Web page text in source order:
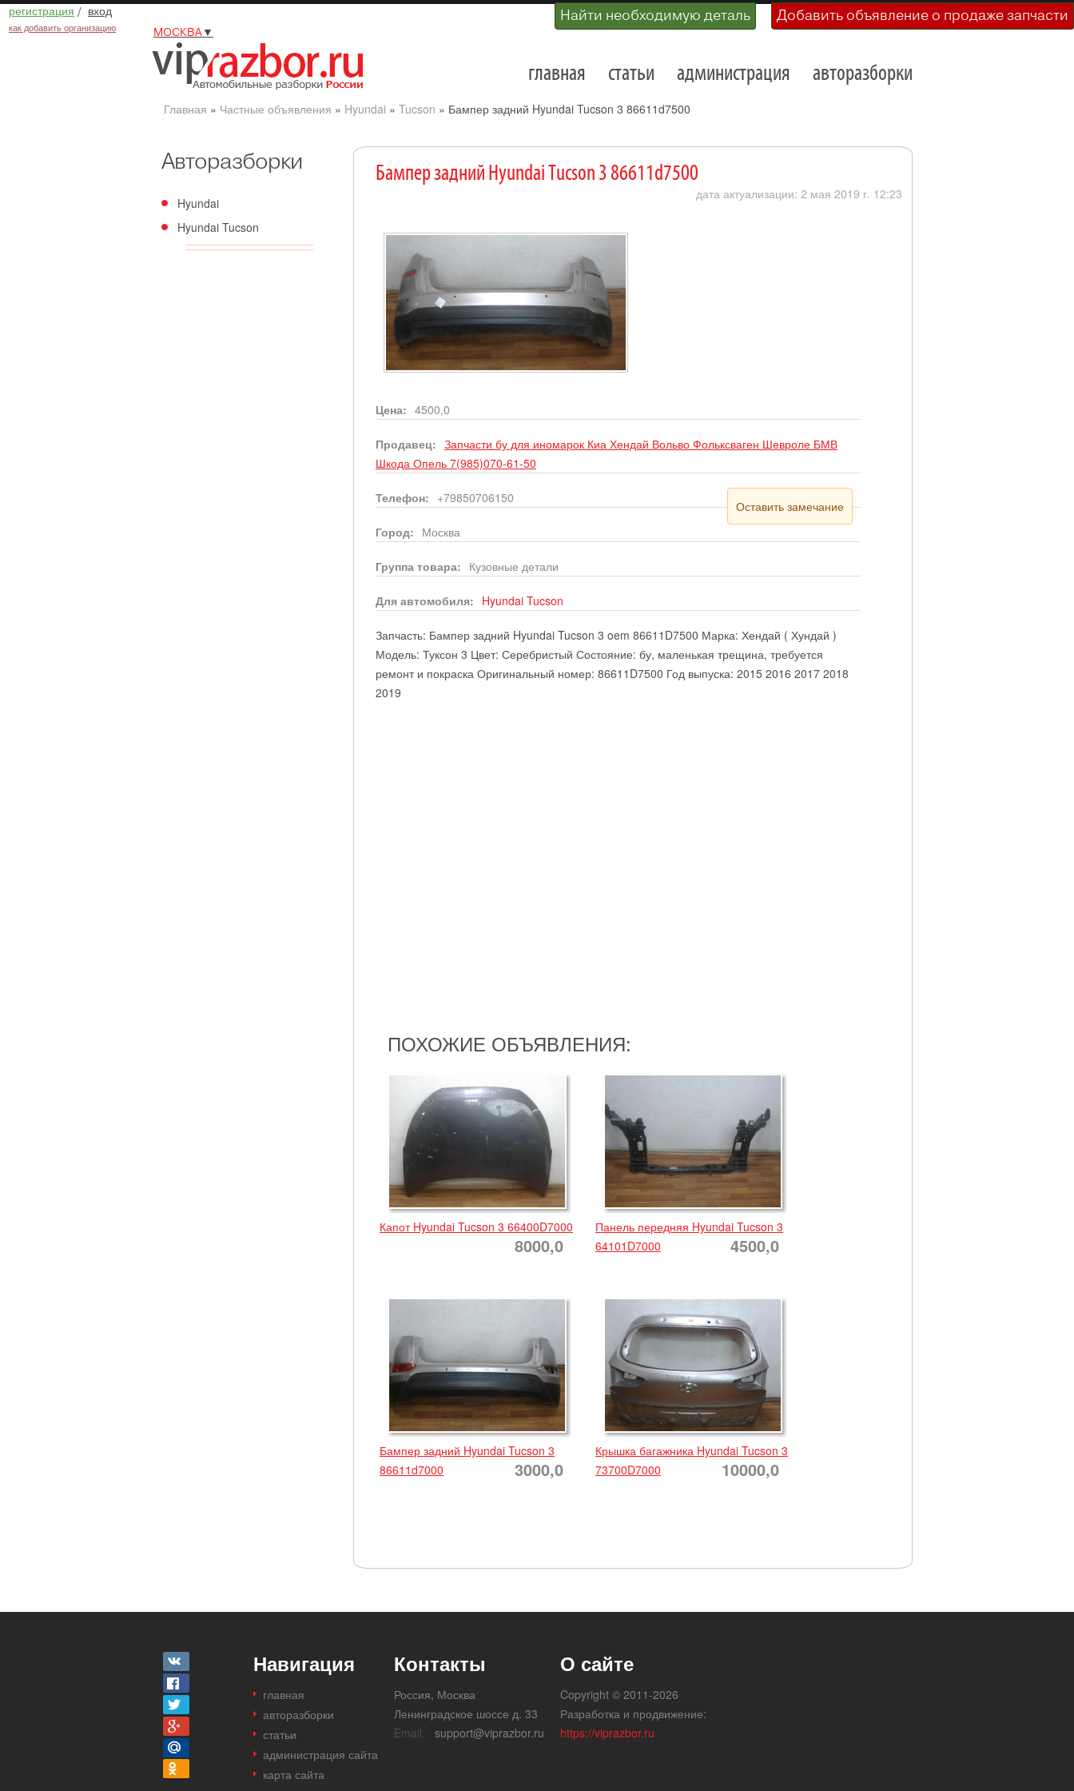
регистрация / вход
как добавить организацию
Найти необходимую деталь Добавить объявление о продаже запчасти
МОСКВА▼
главная статьи администрация авторазборки
Главная » Частные объявления » Hyundai» Tucson » Бампер задний Hyundai Tucson 3 86611d7500
Авторазборки
Hyundai
Hyundai Tucson
Бампер задний Hyundai Tucson 3 86611d7500
дата актуализации: 2 мая 2019 г. 12:23
Цена: 4500,0
Продавец: Запчасти бу для иномарок Киа Хендай Вольво Фольксваген Шевроле БМВ
Шкода Опель 7(985)070-61-50
Телефон: +79850706150
Оставить замечание
Город: Москва
Группа товара: Кузовные детали
Для автомобиля: Hyundai Tucson
Запчасть: Бампер задний Hyundai Tucson 3 oem 86611D7500 Марка: Хендай ( Хундай )
Модель: Туксон 3 Цвет: Серебристый Состояние: бу, маленькая трещина, требуется
ремонт и покраска Оригинальный номер: 86611D7500 Год выпуска: 2015 2016 2017 2018
2019
ПОХОЖИЕ ОБЪЯВЛЕНИЯ:
Капот Hyundai Tucson 3 66400D7000
8000,0
Панель передняя Hyundai Tucson 3
64101D7000
4500,0
Бампер задний Hyundai Tucson 3
86611d7000
3000,0
Крышка багажника Hyundai Tucson 3
73700D7000
10000,0
Навигация
главная
авторазборки
статьи
администрация сайта
карта сайта
Контакты
Россия, Москва
Ленинградское шоссе д. 33
Email:
support@viprazbor.ru
О сайте
Copyright © 2011-2026
Разработка и продвижение:
https://viprazbor.ru